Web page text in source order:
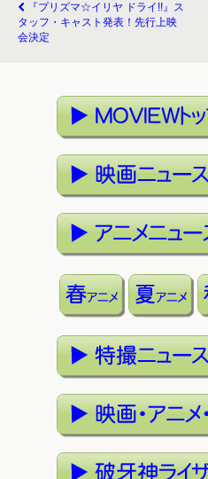
『プリズマ☆イリヤ ドライ!!』ス
タッフ・キャスト発表！先行上映
会決定